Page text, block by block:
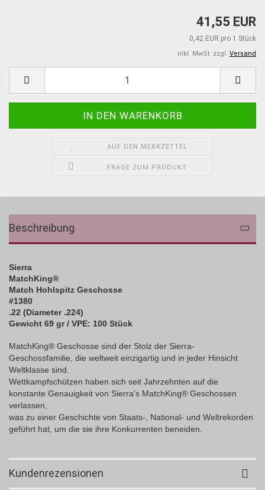
41,55 EUR
0,42 EUR pro 1 Stück
inkl. MwSt. zzgl. Versand
AUF DEN MERKZETTEL
FRAGE ZUM PRODUKT
Beschreibung
Sierra
MatchKing®
Match Hohlspitz Geschosse
#1380
.22 (Diameter .224)
Gewicht 69 gr / VPE: 100 Stück
MatchKing® Geschosse sind der Stolz der Sierra-
Geschossfamilie, die weltweit einzigartig und in jeder Hinsicht
Weltklasse sind.
Wettkampfschützen haben sich seit Jahrzehnten auf die
konstante Genauigkeit von Sierra's MatchKing® Geschossen
verlassen,
was zu einer Geschichte von Staats-, National- und Weltrekorden
geführt hat, um die sie ihre Konkurrenten beneiden.
Kundenrezensionen